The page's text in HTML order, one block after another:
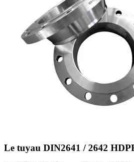
Le tuyau DIN2641 / 2642